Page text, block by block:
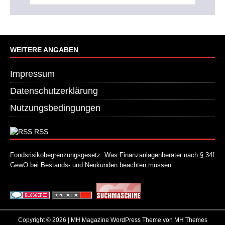
WEITERE ANGABEN
Impressum
Datenschutzerklärung
Nutzungsbedingungen
RSS
Fondsrisikobegrenzungsgesetz: Was Finanzanlagenberater nach § 34f
GewO bei Bestands- und Neukunden beachten müssen
Copyright © 2026 | MH Magazine WordPress Theme von MH Themes